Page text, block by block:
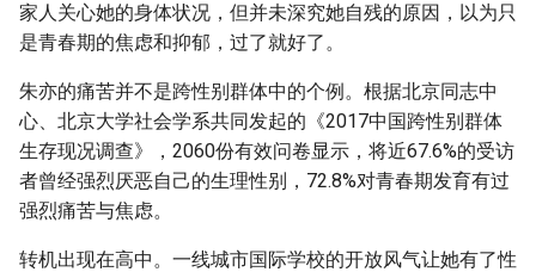
家人关心她的身体状况，但并未深究她自残的原因，以为只
是青春期的焦虑和抑郁，过了就好了。
朱亦的痛苦并不是跨性别群体中的个例。根据北京同志中
心、北京大学社会学系共同发起的《2017中国跨性别群体
生存现况调查》，2060份有效问卷显示，将近67.6%的受访
者曾经强烈厌恶自己的生理性别，72.8%对青春期发育有过
强烈痛苦与焦虑。
转机出现在高中。一线城市国际学校的开放风气让她有了性